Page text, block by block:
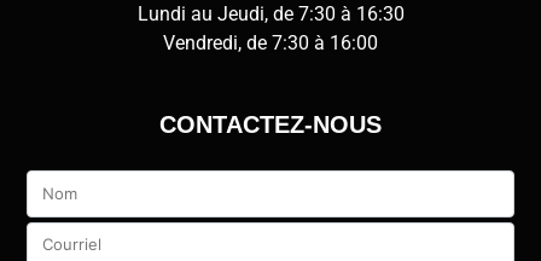
Lundi au Jeudi, de 7:30 à 16:30
Vendredi, de 7:30 à 16:00
CONTACTEZ-NOUS